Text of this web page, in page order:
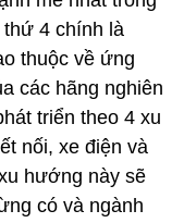
thứ 4 chính là
thuộc về ứng
các hãng nghiên
triển theo 4 xu
nối, xe điện và
hướng này sẽ
có và ngành